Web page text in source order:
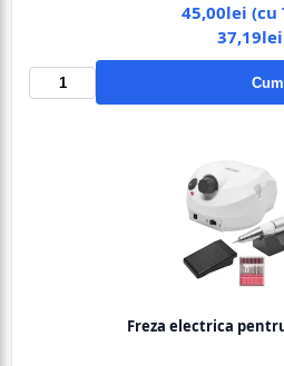
45,00lei (cu
37,19lei
Freza electrica